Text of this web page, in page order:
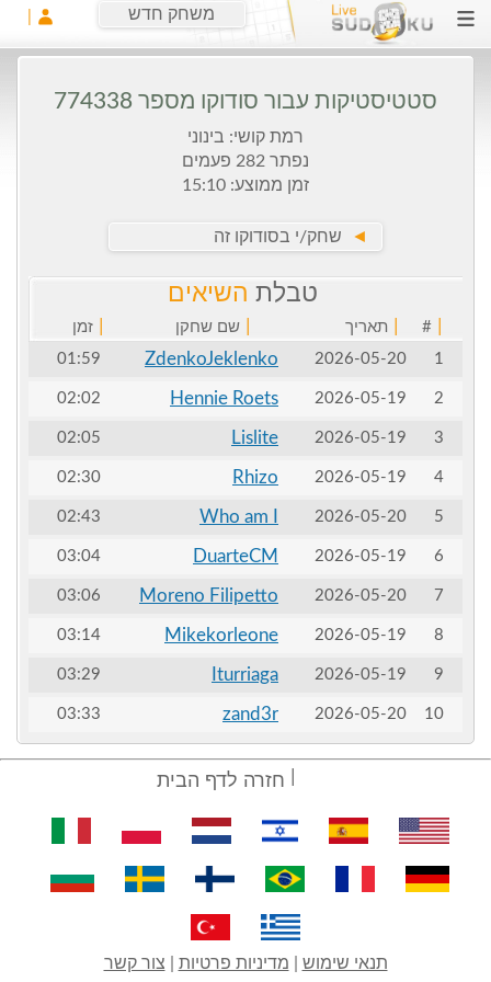
משחק חדש
סטטיסטיקות עבור סודוקו מספר 774338
רמת קושי: בינוני
נפתר 282 פעמים
זמן ממוצע: 15:10
►שחק/י בסודוקו זה
טבלת השיאים
# תאריך שם שחקן
זמן
1
2026-05-20
ZdenkoJeklenko
01:59
2
2026-05-19
Hennie Roets
02:02
3
2026-05-19
Lislite
02:05
4
2026-05-19
Rhizo
02:30
5
2026-05-20
Who am I
02:43
6
2026-05-19
DuarteCM
03:04
7
2026-05-20
Moreno Filipetto
03:06
8
2026-05-19
Mikekorleone
03:14
9
2026-05-19
Iturriaga
03:29
10
2026-05-20
zand3r
03:33
חזרה לדף הבית
תנאי שימוש| מדיניות פרטיות| צור קשר